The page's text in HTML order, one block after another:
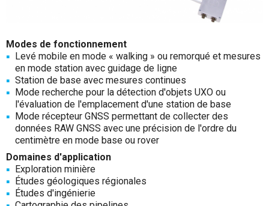
Modes de fonctionnement
Levé mobile en mode « walking » ou remorqué et mesures
en mode station avec guidage de ligne
Station de base avec mesures continues
Mode recherche pour la détection d'objets UXO ou
l'évaluation de l'emplacement d'une station de base
Mode récepteur GNSS permettant de collecter des
données RAW GNSS avec une précision de l'ordre du
centimètre en mode base ou rover
Domaines d'application
Exploration minière
Études géologiques régionales
Études d'ingénierie